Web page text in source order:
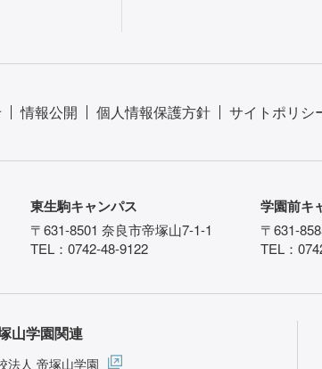
情報公開 個人情報保護方針 サイトポリシ
東生駒キャンパス
〒631-8501 奈良市帝塚山7-1-1
TEL：0742-48-9122
学園前キ
〒631-
TEL：
山学園関連
法人 帝塚山学園